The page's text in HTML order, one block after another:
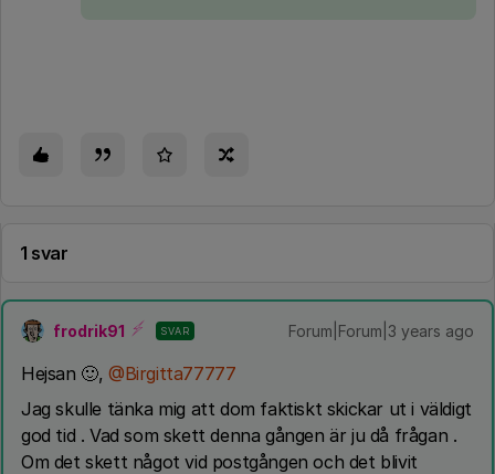
1 svar
frodrik91 SVAR Forum|Forum|3 years ago
Hejsan 🙂, @Birgitta77777
Jag skulle tänka mig att dom faktiskt skickar ut i väldigt
god tid . Vad som skett denna gången är ju då frågan .
Om det skett något vid postgången och det blivit